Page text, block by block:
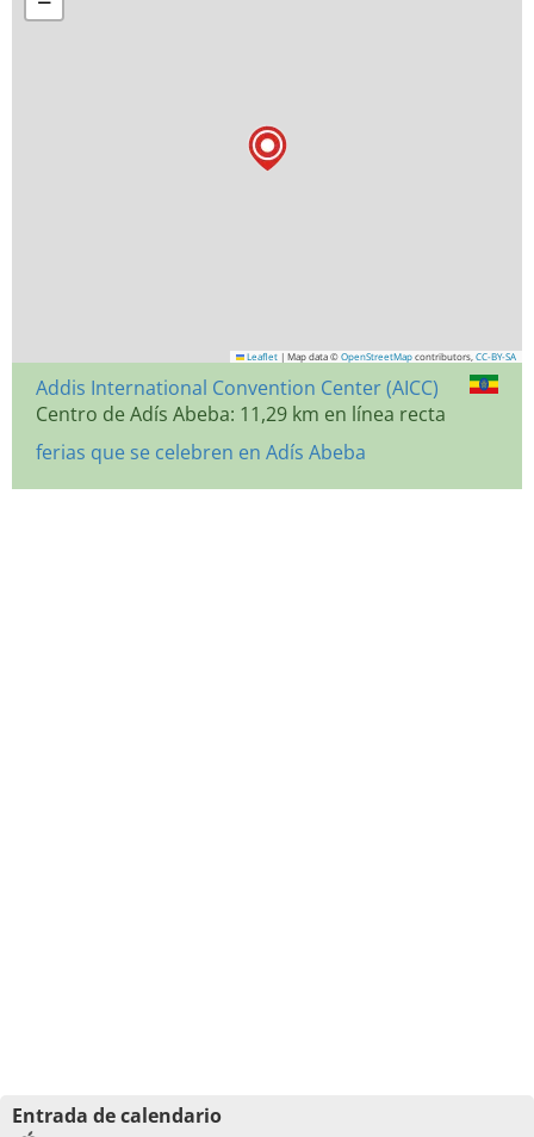
Leaflet | Map data © OpenStreetMap contributors, CC-BY-SA
Addis International Convention Center (AICC)
Centro de Adís Abeba: 11,29 km en línea recta
ferias que se celebren en Adís Abeba
Entrada de calendario